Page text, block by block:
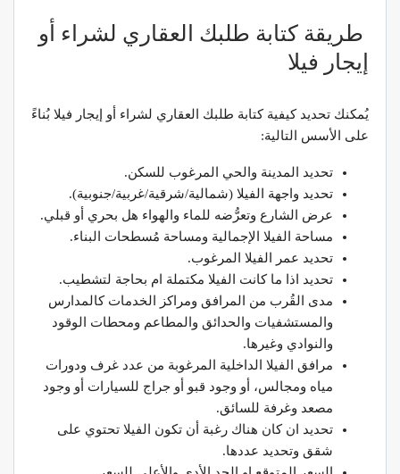
طريقة كتابة طلبك العقاري لشراء أو
إيجار فيلا
يُمكنك تحديد كيفية كتابة طلبك العقاري لشراء أو إيجار فيلا بُناءً
على الأسس التالية:
تحديد المدينة والحي المرغوب للسكن.
تحديد واجهة الفيلا (شمالية/شرقية/غربية/جنوبية).
عرض الشارع وتعرُّضه للماء والهواء هل بحري أو قبلي.
مساحة الفيلا الإجمالية ومساحة مُسطحات البناء.
تحديد عمر الفيلا المرغوب.
تحديد اذا ما كانت الفيلا مكتملة ام بحاجة لتشطيب.
مدى القُرب من المرافق ومراكز الخدمات كالمدارس
والمستشفيات والحدائق والمطاعم ومحطات الوقود
والنوادي وغيرها.
مرافق الفيلا الداخلية المرغوبة من عدد غرف ودورات
مياه ومجالس، أو وجود قبو أو جراج للسيارات أو وجود
مصعد وغرفة للسائق.
تحديد ان كان هناك رغبة أن تكون الفيلا تحتوي على
شقق وتحديد عددها.